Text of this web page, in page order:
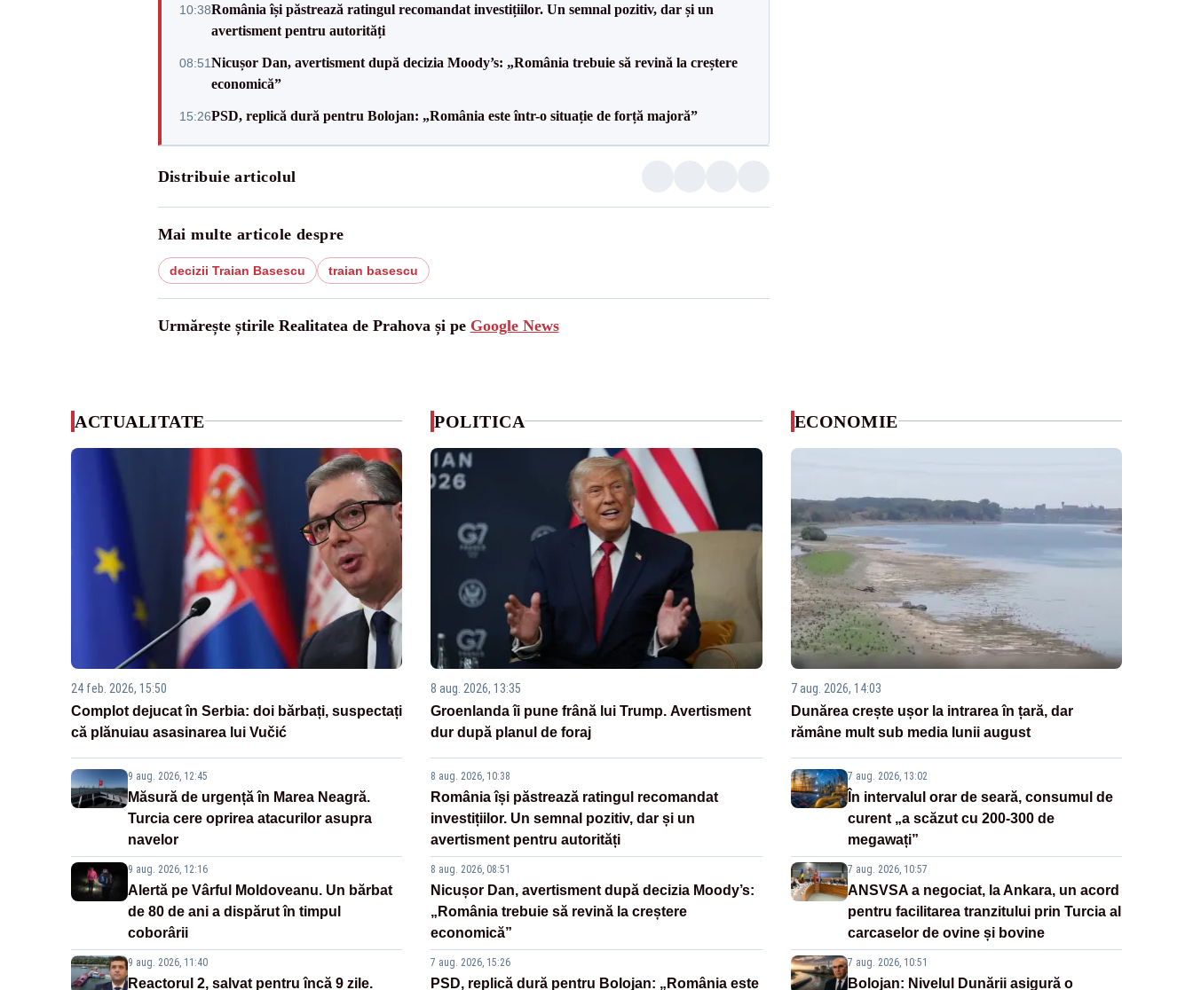
10:38România își păstrează ratingul recomandat investițiilor. Un semnal pozitiv, dar și un
avertisment pentru autorități
08:51Nicușor Dan, avertisment după decizia Moody’s: „România trebuie să revină la creștere
economică”
15:26PSD, replică dură pentru Bolojan: „România este într-o situație de forță majoră”
Distribuie articolul
Mai multe articole despre
decizii Traian Basescu traian basescu
Urmărește știrile Realitatea de Prahova și pe Google News
ACTUALITATE
24 feb. 2026, 15:50
Complot dejucat în Serbia: doi bărbați, suspectați
că plănuiau asasinarea lui Vučić
9 aug. 2026, 12:45
Măsură de urgență în Marea Neagră.
Turcia cere oprirea atacurilor asupra
navelor
9 aug. 2026, 12:16
Alertă pe Vârful Moldoveanu. Un bărbat
de 80 de ani a dispărut în timpul
coborârii
9 aug. 2026, 11:40
Reactorul 2, salvat pentru încă 9 zile.
POLITICA
8 aug. 2026, 13:35
Groenlanda îi pune frână lui Trump. Avertisment
dur după planul de foraj
8 aug. 2026, 10:38
România își păstrează ratingul recomandat
investițiilor. Un semnal pozitiv, dar și un
avertisment pentru autorități
8 aug. 2026, 08:51
Nicușor Dan, avertisment după decizia Moody’s:
„România trebuie să revină la creștere
economică”
7 aug. 2026, 15:26
PSD, replică dură pentru Bolojan: „România este
ECONOMIE
7 aug. 2026, 14:03
Dunărea crește ușor la intrarea în țară, dar
rămâne mult sub media lunii august
7 aug. 2026, 13:02
În intervalul orar de seară, consumul de
curent „a scăzut cu 200-300 de
megawați”
7 aug. 2026, 10:57
ANSVSA a negociat, la Ankara, un acord
pentru facilitarea tranzitului prin Turcia al
carcaselor de ovine și bovine
7 aug. 2026, 10:51
Bolojan: Nivelul Dunării asigură o